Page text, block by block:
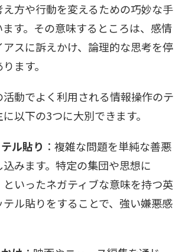
方や行動を変えるための巧妙な手
す。その意味するところは、感情
スに訴えかけ、論理的な思考を停
ます。
動でよく利用される情報操作のテ
以下の3つに大別できます。
ル貼り ：複雑な問題を単純な善悪
みます。特定の集団や思想に
といったネガティブな意味を持つ英
ル貼りをすることで、強い嫌悪感